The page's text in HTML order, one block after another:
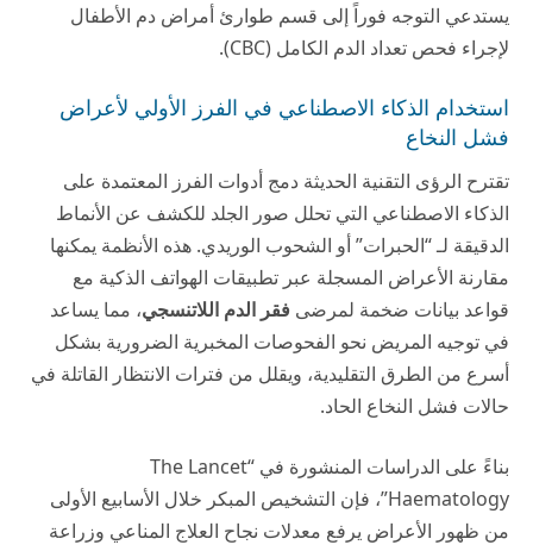
يستدعي التوجه فوراً إلى قسم طوارئ أمراض دم الأطفال
لإجراء فحص تعداد الدم الكامل (CBC).
استخدام الذكاء الاصطناعي في الفرز الأولي لأعراض
فشل النخاع
تقترح الرؤى التقنية الحديثة دمج أدوات الفرز المعتمدة على
الذكاء الاصطناعي التي تحلل صور الجلد للكشف عن الأنماط
الدقيقة لـ “الحبرات” أو الشحوب الوريدي. هذه الأنظمة يمكنها
مقارنة الأعراض المسجلة عبر تطبيقات الهواتف الذكية مع
قواعد بيانات ضخمة لمرضى فقر الدم اللاتنسجي، مما يساعد
في توجيه المريض نحو الفحوصات المخبرية الضرورية بشكل
أسرع من الطرق التقليدية، ويقلل من فترات الانتظار القاتلة في
حالات فشل النخاع الحاد.
بناءً على الدراسات المنشورة في “The Lancet
Haematology”، فإن التشخيص المبكر خلال الأسابيع الأولى
من ظهور الأعراض يرفع معدلات نجاح العلاج المناعي وزراعة